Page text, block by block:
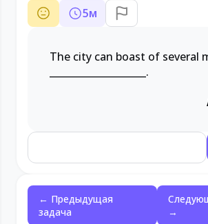
5м
The city can boast of several
.
← Предыдущая
задача
→